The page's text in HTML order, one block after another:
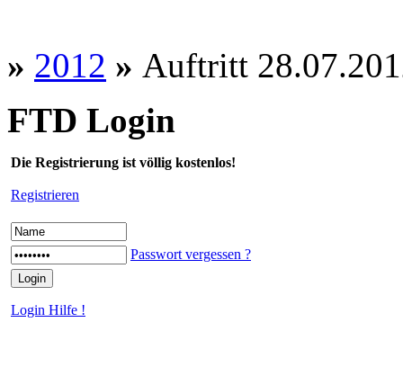
» 2012 » Auftritt
FTD Login
Die Registrierung ist völlig kostenlos!
Registrieren
Passwort vergessen ?
Login Hilfe !